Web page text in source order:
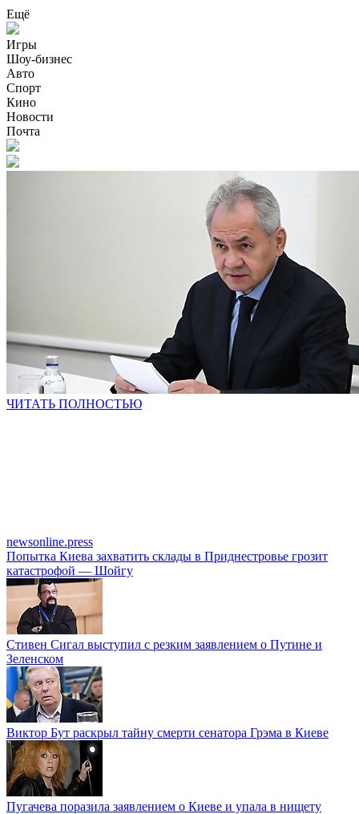
Ещё
Игры
Шоу-бизнес
Авто
Спорт
Кино
Новости
Почта
ЧИТАТЬ ПОЛНОСТЬЮ
newsonline.press
Попытка Киева захватить склады в Приднестровье грозит
катастрофой — Шойгу
Стивен Сигал выступил с резким заявлением о Путине и
Зеленском
Виктор Бут раскрыл тайну смерти сенатора Грэма в Киеве
Пугачева поразила заявлением о Киеве и упала в нищету